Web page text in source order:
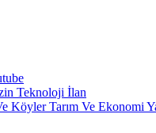
Teknoloji İlan
KöylerTarım Ve Ekonomi